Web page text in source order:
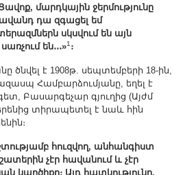
մարդկային ջերմությունը
դա զգացել եմ
սկսվում են այն
են․․․»1 ։
ծնվել է 1908թ. սեպտեմբերի 18-ին,
Համբարձումյանը, եղել է
Բասարգեչար գյուղից (Այժմ
տիրապետել է նաև հին
հուզվող, անհանգիստ
չէր հավանում և չէր
կարծիքը։ Այդ հատկությունը,